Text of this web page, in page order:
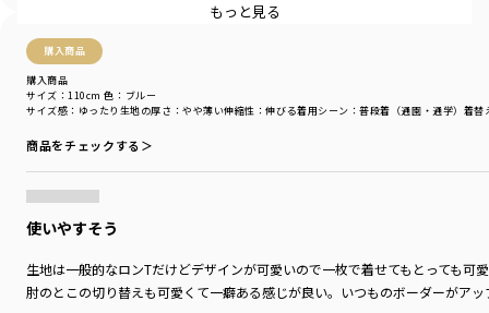
購入商品
購入商品
サイズ感 ：ゆったり 生地の厚さ ：やや薄い伸縮性 ：伸びる着用シーン ：普段着（通園・通学） 着替
サイズ：110cm 色：ブルー
商品をチェックする＞
使いやすそう
生地は一般的なロンTだけどデザインが可愛いので一枚で着せてもとっても可
肘のとこの切り替えも可愛くて一癖ある感じが良い。いつものボーダーがア
やすさも満点◎
公園などお外でふと宝物を見つけた時にうれしい前ポケットをつけました。
おでかけが楽しくなる写真映えＴです。
＿＿＿＿＿
【aBity select./アビティセレクト】
ブランシェスからZ世代のママパパに向けた新ブランドが登場しました。
あらゆるシーンでのびのびと過ごしてほしい。
そんな思いを服にこめ、生地や色味を選びました。
もっと見る